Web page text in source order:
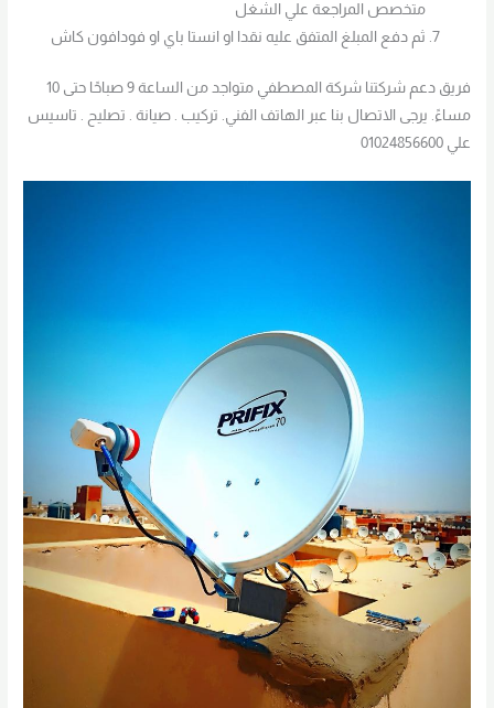
متخصص المراجعة علي الشغل
ثم دفع المبلغ المتفق عليه نقدا او انستا باي او فودافون كاش
فريق دعم شركتنا شركة المصطفي متواجد من الساعة 9 صباحًا حتى 10
مساءً. يرجى الاتصال بنا عبر الهاتف الفني. تركيب . صيانة . تصليح . تاسيس
علي 01024856600